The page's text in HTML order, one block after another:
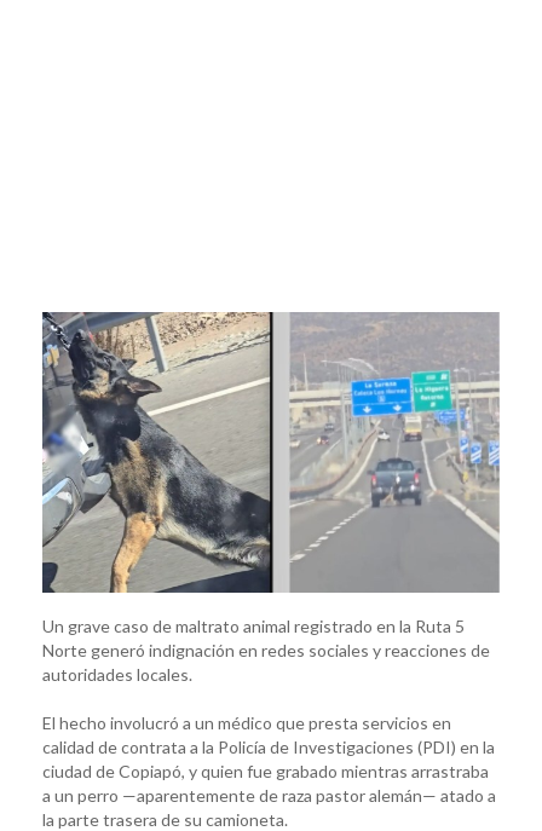
Un grave caso de maltrato animal registrado en la Ruta 5
Norte generó indignación en redes sociales y reacciones de
autoridades locales.
El hecho involucró a un médico que presta servicios en
calidad de contrata a la Policía de Investigaciones (PDI) en la
ciudad de Copiapó, y quien fue grabado mientras arrastraba
a un perro —aparentemente de raza pastor alemán— atado a
la parte trasera de su camioneta.